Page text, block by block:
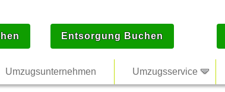
Entsorgung Buchen
Umzugsunternehmen Umzugsservice